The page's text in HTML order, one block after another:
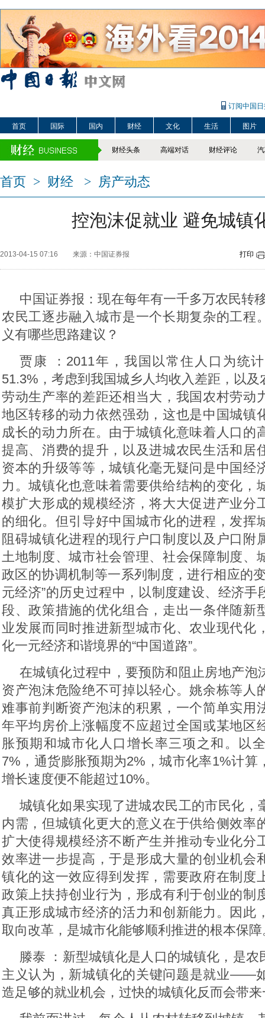
订阅中国
首页 国际 国内 财经 文化 生活 图片
财经头条 高端对话 财经评论
首页 > 财经 > 房产动态
控泡沫促就业 避免城镇
2013-04-15 07:16 来源：中国证券报 打印
中国证券报：现在每年有一千多万农民转
农民工逐步融入城市是一个长期复杂的工程
义有哪些思路建议？
贾康 ：2011年，我国以常住人口为统
51.3%，考虑到我国城乡人均收入差距，以
劳动生产率的差距还相当大，我国农村劳动
地区转移的动力依然强劲，这也是中国城镇
成长的动力所在。由于城镇化意味着人口的
提高、消费的提升，以及进城农民生活和居
资本的升级等等，城镇化毫无疑问是中国经
力。城镇化也意味着需要供给结构的变化，
模扩大形成的规模经济，将大大促进产业分
的细化。但引导好中国城市化的进程，发挥
阻碍城镇化进程的现行户口制度以及户口附
土地制度、城市社会管理、社会保障制度、
政区的协调机制等一系列制度，进行相应的
元经济”的历史过程中，以制度建设、经济手
段、政策措施的优化组合，走出一条伴随新
业发展而同时推进新型城市化、农业现代化
化一元经济和谐境界的“中国道路”。
在城镇化过程中，要预防和阻止房地产泡
资产泡沫危险绝不可掉以轻心。姚余栋等人
难事前判断资产泡沫的积累，一个简单实用
年平均房价上涨幅度不应超过全国或某地区
胀预期和城市化人口增长率三项之和。以
7%，通货膨胀预期为2%，城市化率1%计算
增长速度便不能超过10%。
城镇化如果实现了进城农民工的市民化，
内需，但城镇化更大的意义在于供给侧效率
扩大使得规模经济不断产生并推动专业化分
效率进一步提高，于是形成大量的创业机会
镇化的这一效应得到发挥，需要政府在制度
政策上扶持创业行为，形成有利于创业的制
真正形成城市经济的活力和创新能力。因此
取向改革，是城市化能够顺利推进的根本保障
滕泰 ：新型城镇化是人口的城镇化，是农
主义认为，新城镇化的关键问题是就业——
造足够的就业机会，过快的城镇化反而会带